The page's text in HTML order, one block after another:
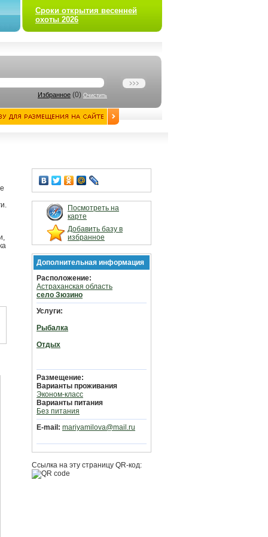
Сроки открытия весенней
охоты 2026
Избранное (0) Очистить
Посмотреть на
карте
Добавить базу в
избранное
Дополнительная информация
Расположение:
Астраханская область
село Зюзино
Услуги:
Рыбалка
Отдых
Размещение:
Варианты проживания
Эконом-класс
Варианты питания
Без питания
E-mail: mariyamilova@mail.ru
Ссылка на эту страницу QR-код: